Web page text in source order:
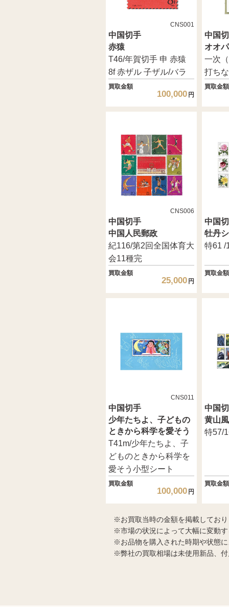
CNS001
中国切手
赤猿
T46/年賀切手 申 赤猿
8f 赤ザル 子ザル/バラ
買取金額
100,000 円
中国
オオ
一次
打ち
買取金額
CNS006
中国切手
中国人民郵政
紀116/第2回全国体育大
会11種完
買取金額
25,000 円
中国
牡丹
特61 /
買取金額
CNS011
中国切手
少年たちよ、子どもの
ときから科学を愛そう
T41m/少年たちよ、子
どものときから科学を
愛そう小型シート
買取金額
100,000 円
中国
黄山
特57/
買取金額
お買取当時の金額を掲載してお
市場の状況によって大幅に変動
お品物を購入された時期や状態
弊社の買取相場は未使用新品、